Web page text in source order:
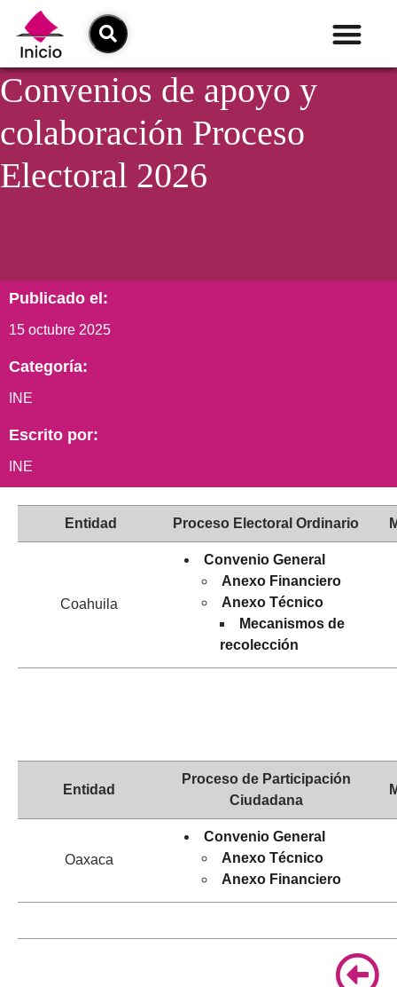
Convenios de apoyo y
colaboración Proceso
Electoral 2026
Publicado el:
15 octubre 2025
Categoría:
INE
Escrito por:
INE
Entidad Proceso Electoral Ordinario
Coahuila
Convenio General
Anexo Financiero
Anexo Técnico
Mecanismos de
recolección
Entidad
Proceso de Participación
Ciudadana
Oaxaca
Convenio General
Anexo Técnico
Anexo Financiero